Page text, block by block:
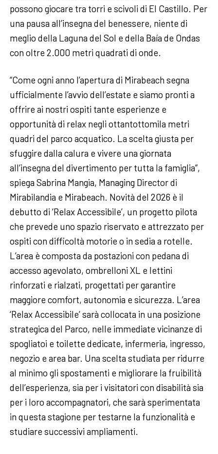
possono giocare tra torri e scivoli di El Castillo. Per
una pausa all’insegna del benessere, niente di
meglio della Laguna del Sol e della Baía de Ondas
con oltre 2.000 metri quadrati di onde.
“Come ogni anno l’apertura di Mirabeach segna
ufficialmente l’avvio dell’estate e siamo pronti a
offrire ai nostri ospiti tante esperienze e
opportunità di relax negli ottantottomila metri
quadri del parco acquatico. La scelta giusta per
sfuggire dalla calura e vivere una giornata
all’insegna del divertimento per tutta la famiglia”,
spiega Sabrina Mangia, Managing Director di
Mirabilandia e Mirabeach. Novità del 2026 è il
debutto di ‘Relax Accessibile’, un progetto pilota
che prevede uno spazio riservato e attrezzato per
ospiti con difficoltà motorie o in sedia a rotelle.
L’area è composta da postazioni con pedana di
accesso agevolato, ombrelloni XL e lettini
rinforzati e rialzati, progettati per garantire
maggiore comfort, autonomia e sicurezza. L’area
‘Relax Accessibile’ sarà collocata in una posizione
strategica del Parco, nelle immediate vicinanze di
spogliatoi e toilette dedicate, infermeria, ingresso,
negozio e area bar. Una scelta studiata per ridurre
al minimo gli spostamenti e migliorare la fruibilità
dell’esperienza, sia per i visitatori con disabilità sia
per i loro accompagnatori, che sarà sperimentata
in questa stagione per testarne la funzionalità e
studiare successivi ampliamenti.